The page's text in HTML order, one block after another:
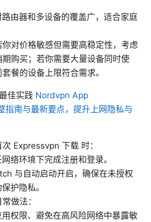
由器和多设备的覆盖广，适合家庭
对价格敏感但需要高稳定性，考虑
期购买；若你需要大量设备同时使
餐的设备上限符合需求。
佳实践 Nordvpn App
指南与最新要点，提升上网隐私与
Expressvpn 下载 时：
络环境下完成注册和登录。
与自动启动开启，确保在未授权
护隐私。
做法：
权限、避免在高风险网络中暴露敏